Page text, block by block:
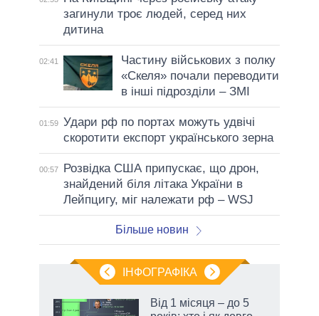
загинули троє людей, серед них
дитина
02:41
Частину військових з полку
«Скеля» почали переводити
в інші підрозділи – ЗМІ
01:59 Удари рф по портах можуть удвічі
скоротити експорт українського зерна
00:57
Розвідка США припускає, що дрон,
знайдений біля літака України в
Лейпцигу, міг належати рф – WSJ
Більше новин
ІНФОГРАФІКА
Від 1 місяця – до 5